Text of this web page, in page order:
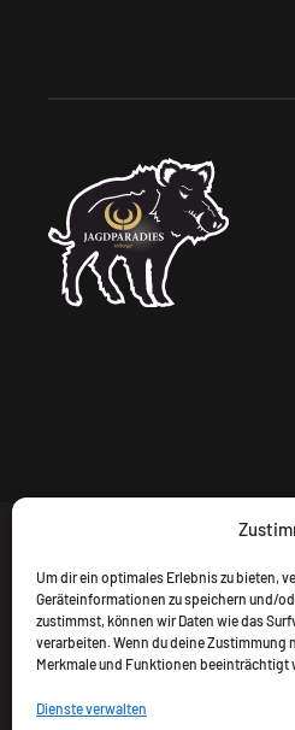
Um dir ein optimales Erlebnis zu bieten,
Geräteinformationen zu speichern und/
zustimmst, können wir Daten wie das
verarbeiten. Wenn du deine
Merkmale und Funktionen beeinträchtigt
Dienste verwalten